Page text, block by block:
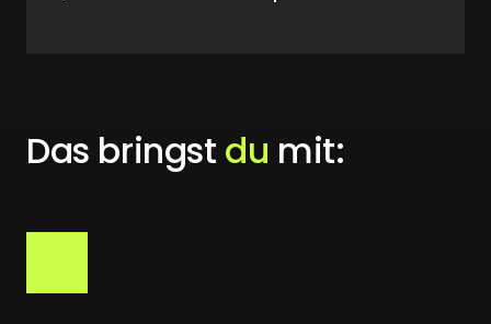
Das bringst du mit: